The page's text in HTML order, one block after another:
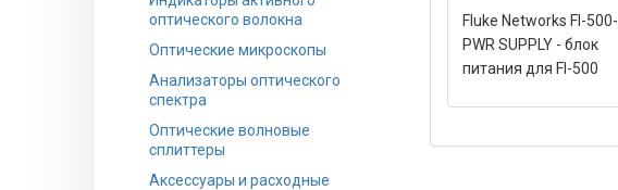
оптического волокна
Оптические микроскопы
Анализаторы оптического
спектра
Оптические волновые
сплиттеры
Аксессуары и расходные
Fluke Networks FI-500-
PWR SUPPLY - блок
питания для FI-500